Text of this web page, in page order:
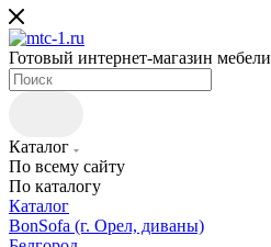
Готовый интернет-магазин мебели
Каталог
По всему сайту
По каталогу
Каталог
BonSofa (г. Орел, диваны)